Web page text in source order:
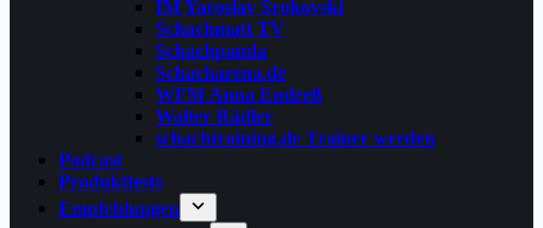
IM Yaroslav Srokovski
Schachmatt TV
Schachpanda
Schacharena.de
WFM Anna Endreß
Walter Rädler
schachtraining.de Trainer werden
Podcast
Produkttests
Empfehlungen